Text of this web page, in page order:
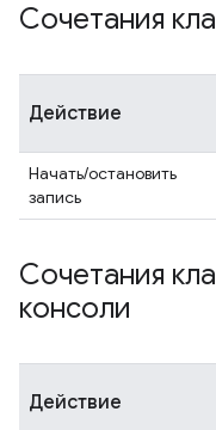
Сочетания
Действие
Начать/остановить
запись
Сочетания
консоли
Действие